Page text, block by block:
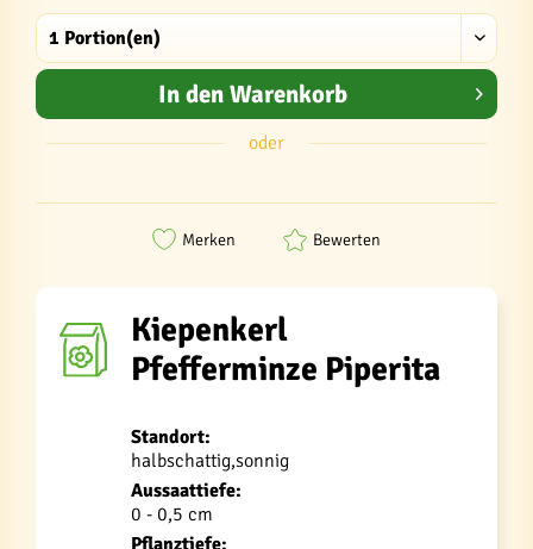
In den Warenkorb
oder
Merken Bewerten
Kiepenkerl
Pfefferminze Piperita
Standort:
halbschattig,sonnig
Aussaattiefe:
0 - 0,5 cm
Pflanztiefe: